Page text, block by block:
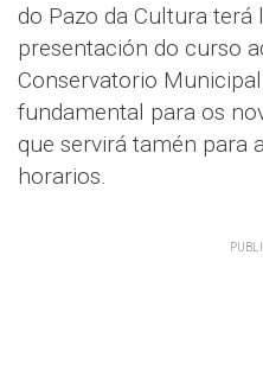
do Pazo da Cultura terá
presentación do curso
Conservatorio
fundamental para os
que servirá tamén para
horarios.